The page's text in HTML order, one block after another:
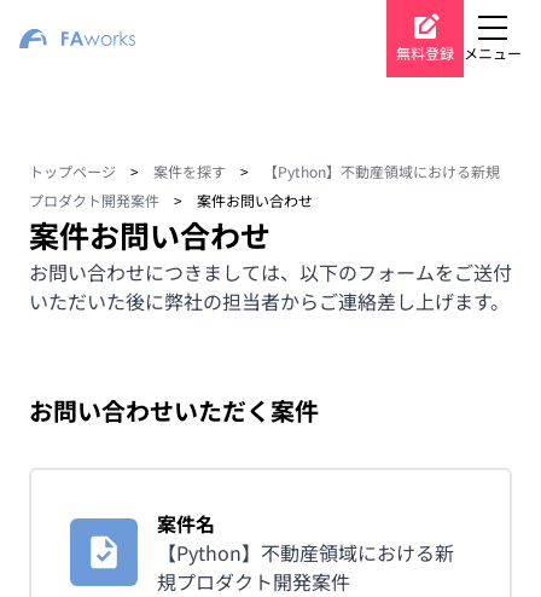
無料登録 メニュー
トップページ > 案件を探す >
【Python】不動産領域における新規
プロダクト開発案件
> 案件お問い合わせ
案件お問い合わせ
お問い合わせにつきましては、以下のフォームをご送付
いただいた後に弊社の担当者からご連絡差し上げます。
お問い合わせいただく案件
案件名
【Python】不動産領域における新
規プロダクト開発案件